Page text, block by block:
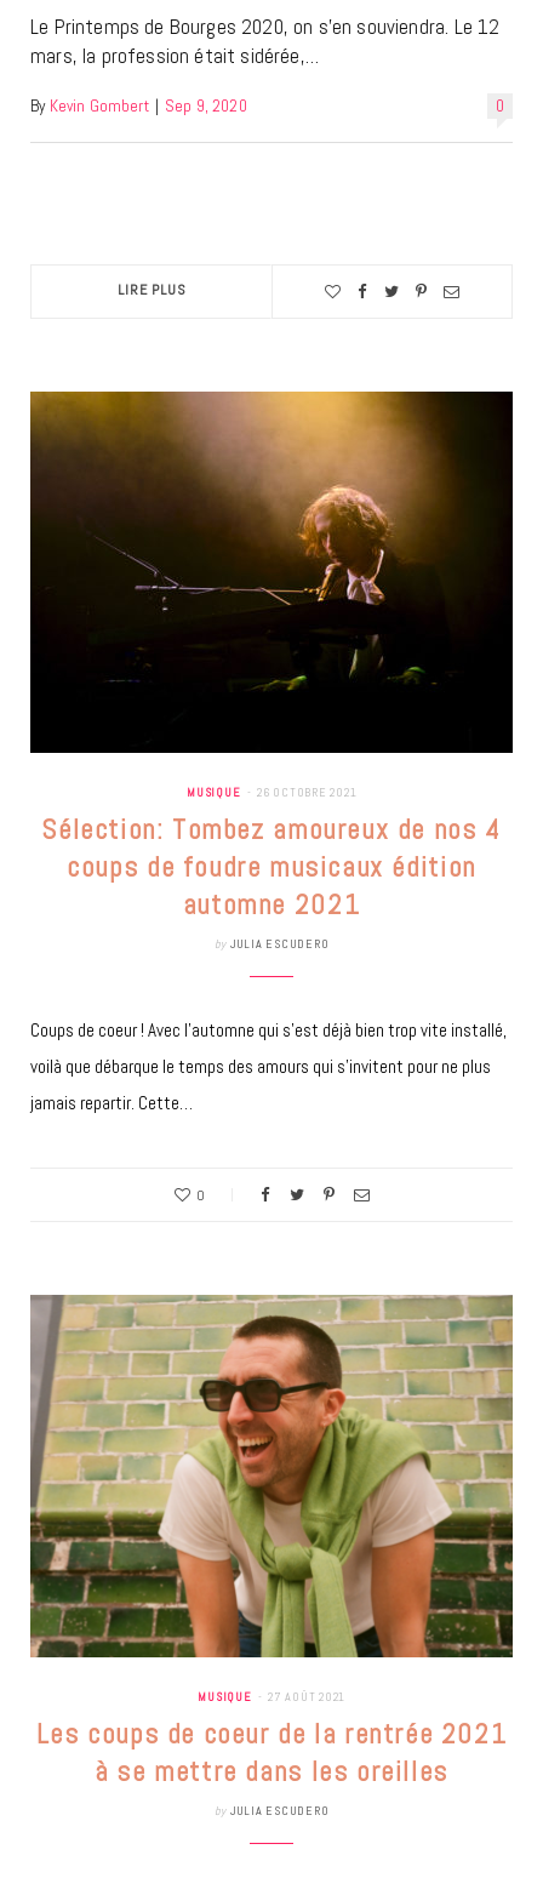
Le Printemps de Bourges 2020, on s’en souviendra. Le 12
mars, la profession était sidérée,…
0
By Kevin Gombert | Sep 9, 2020
LIRE PLUS
MUSIQUE 26 OCTOBRE 2021
Sélection: Tombez amoureux de nos 4
coups de foudre musicaux édition
automne 2021
by JULIA ESCUDERO
Coups de coeur ! Avec l’automne qui s’est déjà bien trop vite installé,
voilà que débarque le temps des amours qui s’invitent pour ne plus
jamais repartir. Cette…
0
MUSIQUE 27 AOÛT 2021
Les coups de coeur de la rentrée 2021
à se mettre dans les oreilles
by JULIA ESCUDERO